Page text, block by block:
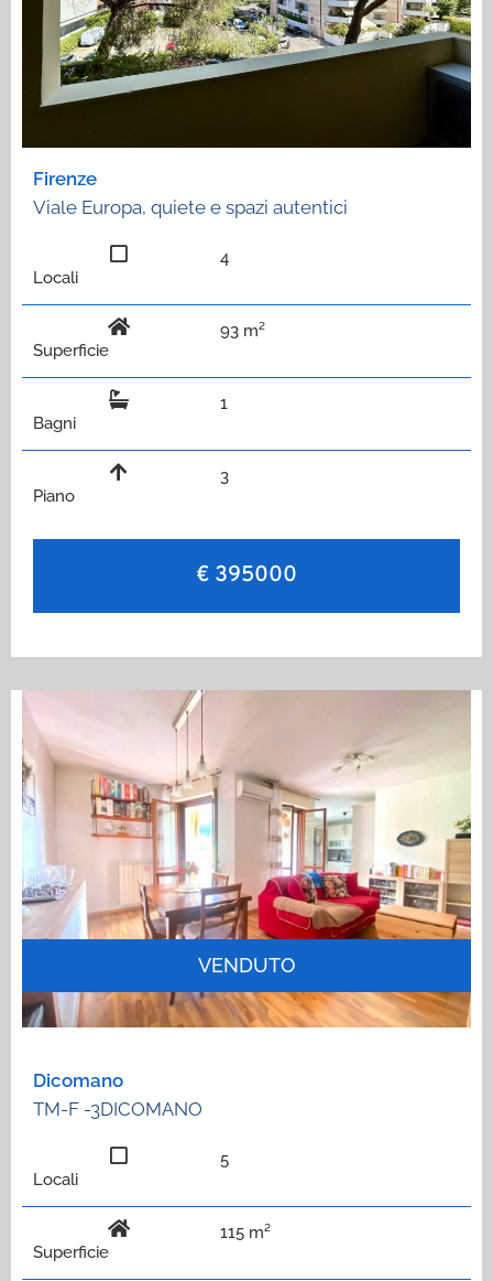
Firenze
Viale Europa, quiete e spazi autentici
Locali
4
Superficie
93 m²
Bagni
1
Piano
3
€ 395000
VENDUTO
Dicomano
TM-F -3DICOMANO
Locali
5
Superficie
115 m²